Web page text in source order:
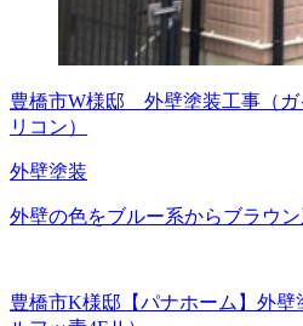
豊橋市W様邸 外壁塗装工事（ガ
リコン）
外壁塗装
外壁の色をブルー系からブラウ
豊橋市K様邸【パナホーム】外